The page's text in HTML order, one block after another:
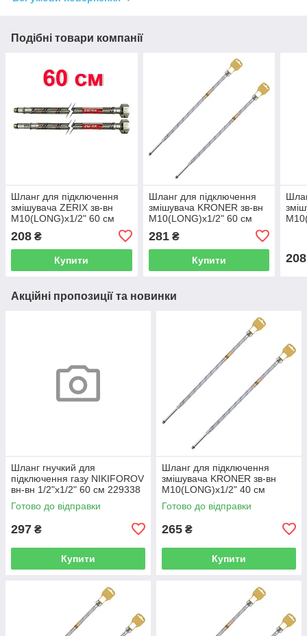
Подібні товари компанії
Шланг для підключення
змішувача ZERIX зв-вн
M10(LONG)x1/2" 60 см
208 ₴
Купити
Шланг для підключення
змішувача KRONER зв-вн
M10(LONG)x1/2" 60 см
281₴
Купити 208
Акційні пропозиції та новинки
Шланг гнучкий для
підключення газу NIKIFOROV
вн-вн 1/2"x1/2" 60 см 229338
CV026945
Готово до відправки
297 ₴
Купити
Шланг для підключення
змішувача KRONER зв-вн
M10(LONG)x1/2" 40 см
297361 CV036710
Готово до відправки
265 ₴
Купити